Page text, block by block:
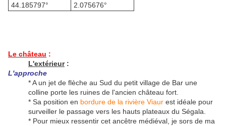
44.185797°
2.075676°
Le château :
L'extérieur:
L'approche
* A un jet de flèche au Sud du petit village de Bar une
colline porte les ruines de l'ancien château fort.
* Sa position en bordure de la rivière Viaur est idéale pour
surveiller le passage vers les hauts plateaux du Ségala.
* Pour mieux ressentir cet ancêtre médiéval, je sors de ma